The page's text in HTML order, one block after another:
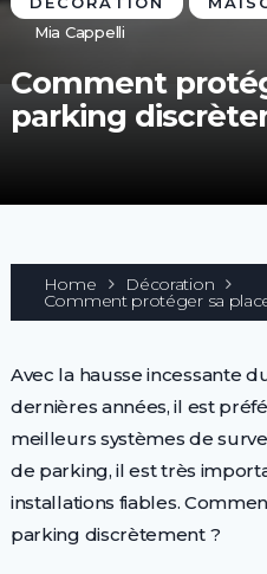
Mia Cappelli
Comment
parking
Home Décoration
Comment protéger sa
Avec la hausse incessante
dernières années, il est
meilleurs systèmes de
de parking, il est très
installations fiables.
parking discrètement ?